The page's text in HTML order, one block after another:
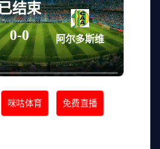
结束
0-0
阿尔多斯维
咪咕体育 免费直播